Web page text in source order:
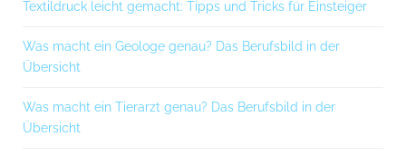
Textildruck leicht gemacht: Tipps und Tricks für Einsteiger
Was macht ein Geologe genau? Das Berufsbild in der
Übersicht
Was macht ein Tierarzt genau? Das Berufsbild in der
Übersicht